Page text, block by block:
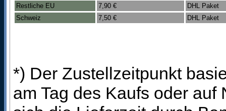
Restliche EU
7,90 €
DHL Paket
Schweiz
7,50 € DHL Paket
*) Der Zustellzeitpunkt
am Tag des Kaufs oder